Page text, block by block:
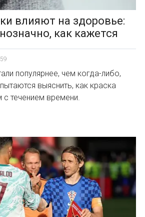
влияют на здоровье:
как кажется
популярнее, чем когда-либо,
выяснить, как краска
с течением времени.